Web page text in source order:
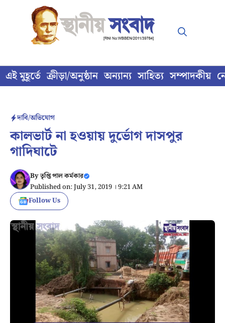
content
এই মুহূর্তে ক্রীড়া/অনুষ্ঠান অন্যান্য সাহিত্য সম্পাদকীয়
দাবি/অভিযোগ
কালভার্ট না হওয়ায় দুর্ভোগ দাসপুর
গাদিঘাটে
Byতৃপ্তি পাল কর্মকার
Published on: July 31, 2019 । 9:21 AM
Follow Us